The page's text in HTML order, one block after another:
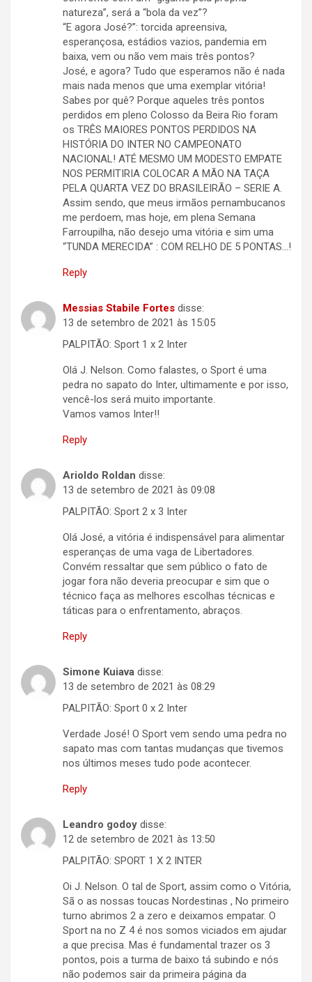
natureza”, será a “bola da vez”?
“E agora José?”: torcida apreensiva,
esperançosa, estádios vazios, pandemia em
baixa, vem ou não vem mais três pontos?
José, e agora? Tudo que esperamos não é nada
mais nada menos que uma exemplar vitória!
Sabes por quê? Porque aqueles três pontos
perdidos em pleno Colosso da Beira Rio foram
os TRÊS MAIORES PONTOS PERDIDOS NA
HISTÓRIA DO INTER NO CAMPEONATO
NACIONAL! ATÉ MESMO UM MODESTO EMPATE
NOS PERMITIRIA COLOCAR A MÃO NA TAÇA
PELA QUARTA VEZ DO BRASILEIRÃO – SERIE A.
Assim sendo, que meus irmãos pernambucanos
me perdoem, mas hoje, em plena Semana
Farroupilha, não desejo uma vitória e sim uma
“TUNDA MERECIDA” : COM RELHO DE 5 PONTAS…!
Reply
Messias Stabile Fortes disse:
13 de setembro de 2021 às 15:05
PALPITÃO: Sport 1 x 2 Inter
Olá J. Nelson. Como falastes, o Sport é uma
pedra no sapato do Inter, ultimamente e por isso,
vencê-los será muito importante.
Vamos vamos Inter!!
Reply
Arioldo Roldan disse:
13 de setembro de 2021 às 09:08
PALPITÃO: Sport 2 x 3 Inter
Olá José, a vitória é indispensável para alimentar
esperanças de uma vaga de Libertadores.
Convém ressaltar que sem público o fato de
jogar fora não deveria preocupar e sim que o
técnico faça as melhores escolhas técnicas e
táticas para o enfrentamento, abraços.
Reply
Simone Kuiava disse:
13 de setembro de 2021 às 08:29
PALPITÃO: Sport 0 x 2 Inter
Verdade José! O Sport vem sendo uma pedra no
sapato mas com tantas mudanças que tivemos
nos últimos meses tudo pode acontecer.
Reply
Leandro godoy disse:
12 de setembro de 2021 às 13:50
PALPITÃO: SPORT 1 X 2 INTER
Oi J. Nelson. O tal de Sport, assim como o Vitória,
Sã o as nossas toucas Nordestinas , No primeiro
turno abrimos 2 a zero e deixamos empatar. O
Sport na no Z 4 é nos somos viciados em ajudar
a que precisa. Mas é fundamental trazer os 3
pontos, pois a turma de baixo tá subindo e nós
não podemos sair da primeira página da